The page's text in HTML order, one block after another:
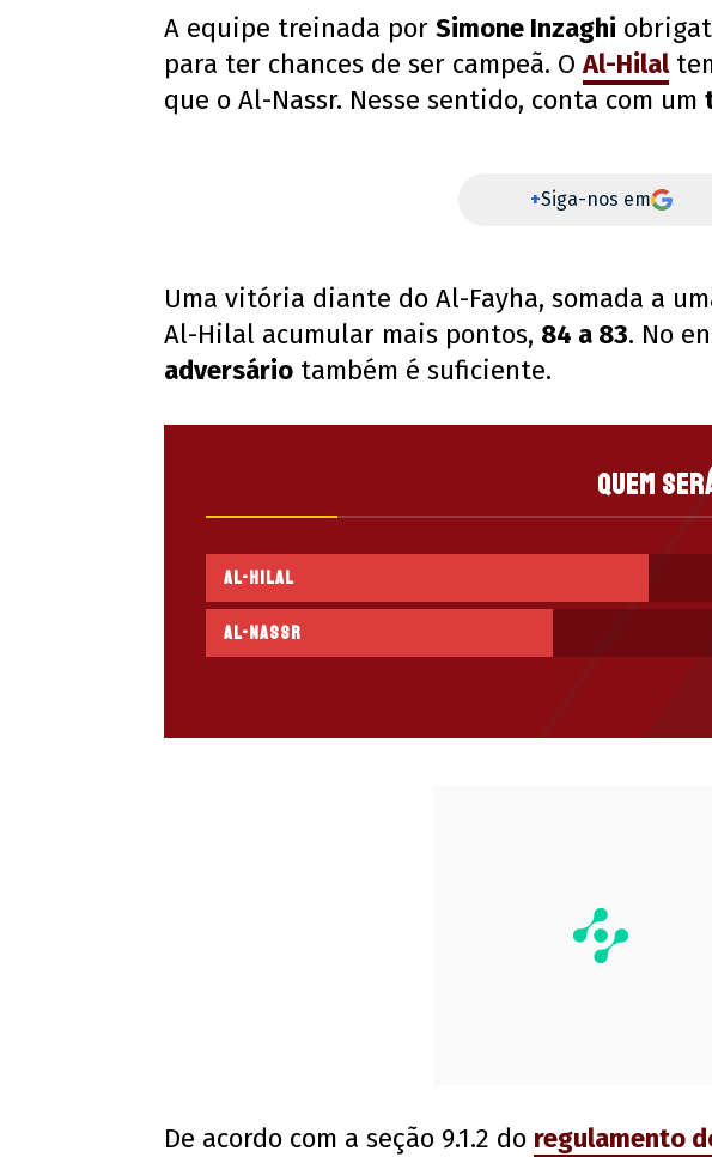
A equipe treinada por Simone Inzaghi
para ter chances de ser campeã. OAl-Hilal
que o Al-Nassr. Nesse sentido, conta com um
+Siga-nos em
Uma vitória diante do Al-Fayha, somada a
Al-Hilal acumular mais pontos, 84 a 83. No
adversário também é suficiente.
Quem
Al-Hilal
Al-Nassr
De acordo com a seção 9.1.2 do regulamento